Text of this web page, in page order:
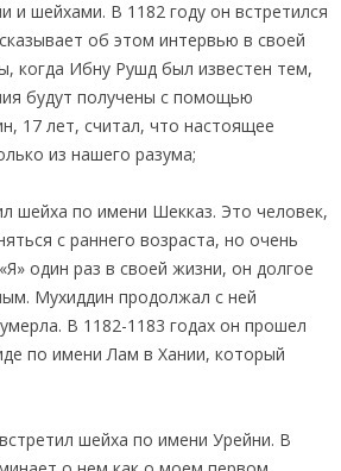
шейхами. В 1182 году он встретился
об этом интервью в своей
когда Ибну Рушд был известен тем,
будут получены с помощью
17 лет, считал, что настоящее
из нашего разума;
шейха по имени Шекказ. Это человек,
с раннего возраста, но очень
один раз в своей жизни, он долгое
Мухиддин продолжал с ней
В 1182-1183 годах он прошел
по имени Лам в Хании, который
шейха по имени Урейни. В